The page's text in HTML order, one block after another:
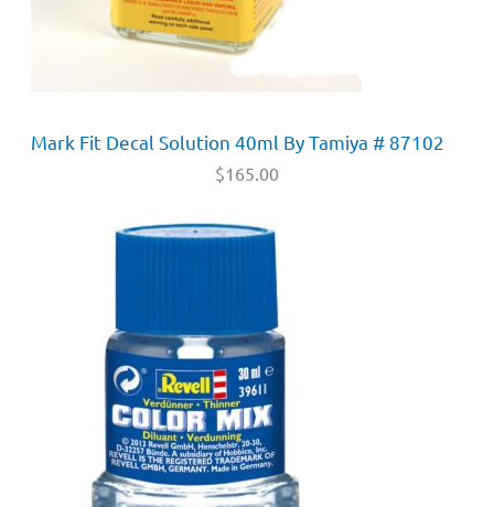
Mark Fit Decal Solution 40ml By Tamiya # 87102
$165.00